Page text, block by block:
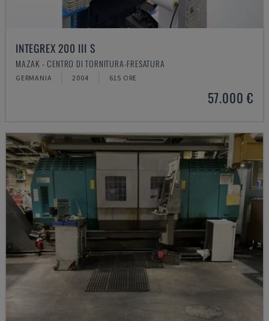
INTEGREX 200 III S
MAZAK - CENTRO DI TORNITURA-FRESATURA
GERMANIA 2004 615 ORE
57.000 €